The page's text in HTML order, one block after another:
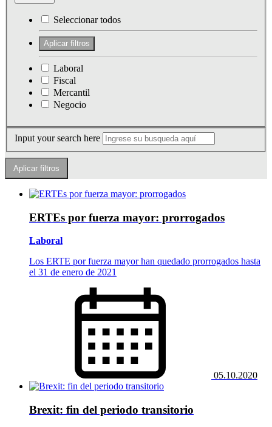
Seleccionar todos
Laboral
Fiscal
Mercantil
Negocio
Input your search here
ERTEs por fuerza mayor: prorrogados
Laboral
Los ERTE por fuerza mayor han quedado prorrogados hasta
el 31 de enero de 2021
05.10.2020
Brexit: fin del periodo transitorio